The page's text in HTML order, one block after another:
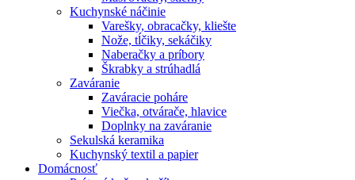
Kuchynské náčinie
Varešky, obracačky, kliešte
Nože, tĺčiky, sekáčiky
Naberačky a príbory
Škrabky a strúhadlá
Zaváranie
Zaváracie poháre
Viečka, otvárače, hlavice
Doplnky na zaváranie
Sekulská keramika
Kuchynský textil a papier
Domácnosť